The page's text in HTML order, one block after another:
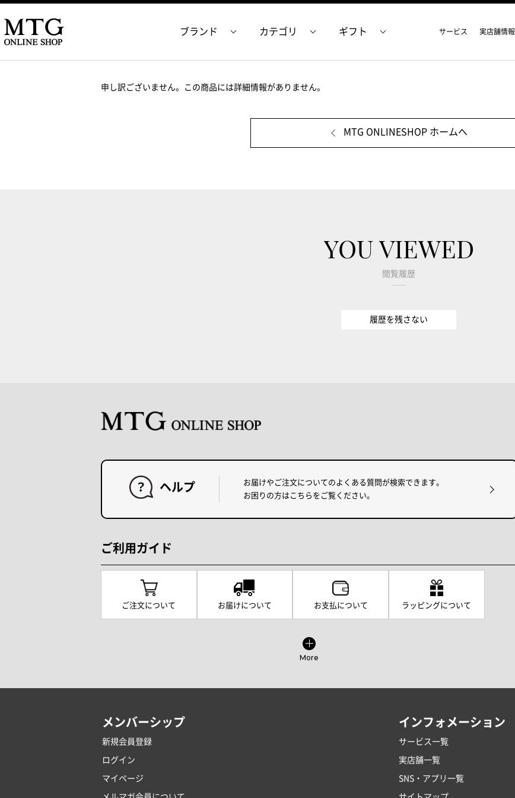
ブランド カテゴリ ギフト サービス 実店舗情報
申し訳ございません。この商品には詳細情報がありません。
MTG ONLINESHOP ホームへ
YOU VIEWED
閲覧履歴
履歴を残さない
ヘルプ
お届けやご注文についてのよくある質問が検索できます。
お困りの方はこちらをご覧ください。
ご利用ガイド
ご注文について お届けについて お支払について ラッピングについて
More
メンバーシップ
新規会員登録
ログイン
マイページ
インフォメーション
サービス一覧
実店舗一覧
SNS・アプリ一覧